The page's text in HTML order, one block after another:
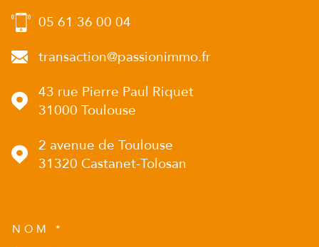
05 61 36 00 04
transaction@passionimmo.fr
43 rue Pierre Paul Riquet
31000 Toulouse
2 avenue de Toulouse
31320
Castanet-Tolosan
NOM *